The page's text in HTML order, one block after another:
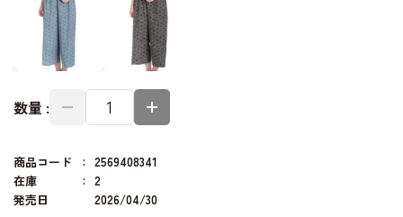
数量 :
商品コード
2569408341
在庫
2
発売日
2026/04/30